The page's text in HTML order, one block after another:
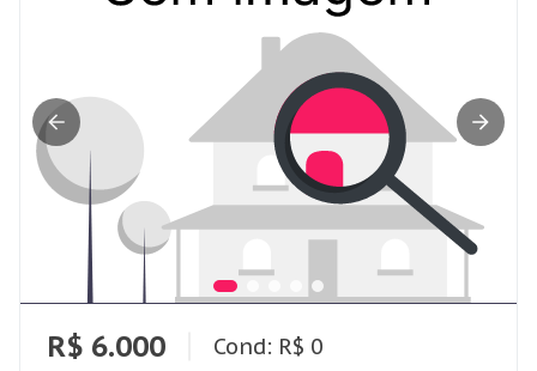
R$ 6.000 Cond: R$ 0